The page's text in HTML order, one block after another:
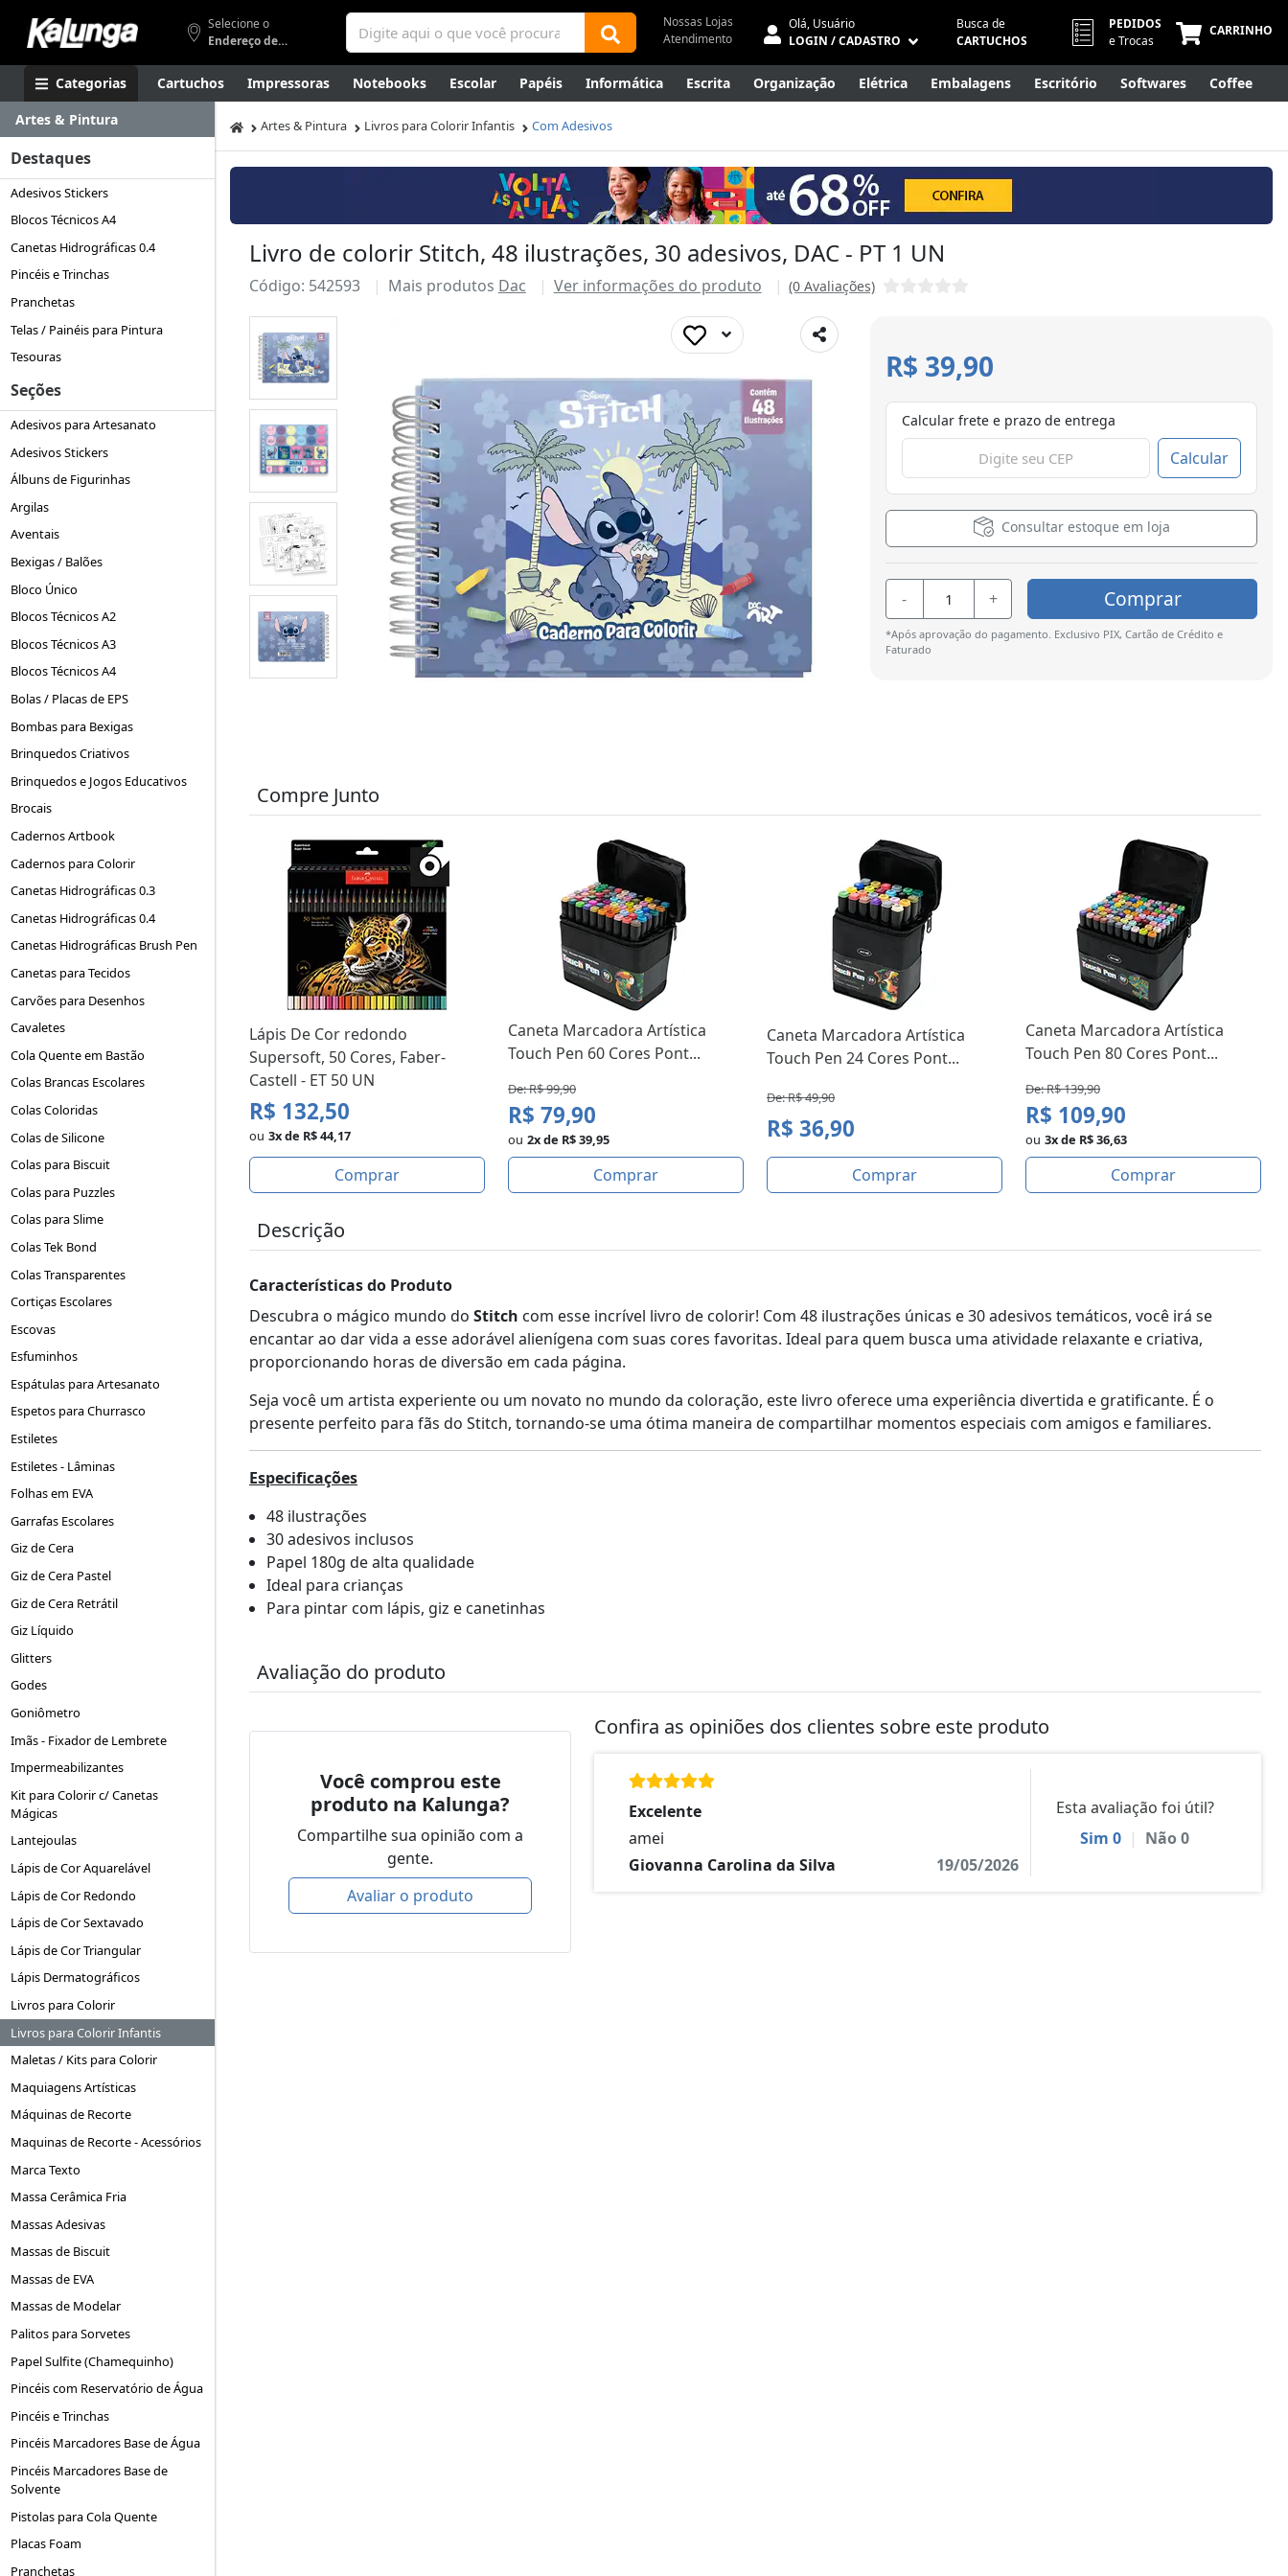
Selecione o
Endereço de entrega
Nossas Lojas
Atendimento
Olá, Usuário
LOGIN / CADASTRO
Busca de
CARTUCHOS
PEDIDOS
e Trocas
CARRINHO
Categorias Cartuchos Impressoras Notebooks Escolar Papéis Informática Escrita Organização Elétrica Embalagens Escritório Softwares Coffee
Apresentação Smartphones Artes Gamers Higiene Mídias Envelopes
Canetas Luxo
Outlet
Artes & Pintura
Destaques
Adesivos Stickers
Blocos Técnicos A4
Canetas Hidrográficas 0.4
Pincéis e Trinchas
Pranchetas
Telas / Painéis para Pintura
Tesouras
Seções
Adesivos para Artesanato
Adesivos Stickers
Álbuns de Figurinhas
Argilas
Aventais
Bexigas / Balões
Bloco Único
Blocos Técnicos A2
Blocos Técnicos A3
Blocos Técnicos A4
Bolas / Placas de EPS
Bombas para Bexigas
Brinquedos Criativos
Brinquedos e Jogos Educativos
Brocais
Cadernos Artbook
Cadernos para Colorir
Canetas Hidrográficas 0.3
Canetas Hidrográficas 0.4
Canetas Hidrográficas Brush Pen
Canetas para Tecidos
Carvões para Desenhos
Cavaletes
Cola Quente em Bastão
Colas Brancas Escolares
Colas Coloridas
Colas de Silicone
Colas para Biscuit
Colas para Puzzles
Colas para Slime
Colas Tek Bond
Colas Transparentes
Cortiças Escolares
Escovas
Esfuminhos
Espátulas para Artesanato
Espetos para Churrasco
Estiletes
Estiletes - Lâminas
Folhas em EVA
Garrafas Escolares
Giz de Cera
Giz de Cera Pastel
Giz de Cera Retrátil
Giz Líquido
Glitters
Godes
Goniômetro
Imãs - Fixador de Lembrete
Impermeabilizantes
Kit para Colorir c/ Canetas
Mágicas
Lantejoulas
Lápis de Cor Aquarelável
Lápis de Cor Redondo
Lápis de Cor Sextavado
Lápis de Cor Triangular
Lápis Dermatográficos
Livros para Colorir
Livros para Colorir Infantis
Maletas / Kits para Colorir
Maquiagens Artísticas
Máquinas de Recorte
Maquinas de Recorte - Acessórios
Marca Texto
Massa Cerâmica Fria
Massas Adesivas
Massas de Biscuit
Massas de EVA
Massas de Modelar
Palitos para Sorvetes
Papel Sulfite (Chamequinho)
Pincéis com Reservatório de Água
Pincéis e Trinchas
Pincéis Marcadores Base de Água
Pincéis Marcadores Base de
Solvente
Pistolas para Cola Quente
Placas Foam
Pranchetas
Artes & Pintura Livros para Colorir Infantis Com Adesivos
Livro de colorir Stitch, 48 ilustrações, 30 adesivos, DAC - PT 1 UN
Código: 542593 Mais produtos Dac Ver informações do produto (0 Avaliações)
R$ 39,90
Calcular frete e prazo de entrega
Calcular
Consultar estoque em loja
- + Comprar
*Após aprovação do pagamento. Exclusivo PIX, Cartão de Crédito e
Faturado
Compre Junto
Lápis De Cor redondo
Supersoft, 50 Cores, Faber-
Castell - ET 50 UN
R$ 132,50
ou 3x de R$ 44,17
Comprar
Caneta Marcadora Artística
Touch Pen 60 Cores Pont...
De: R$ 99,90
R$ 79,90
ou 2x de R$ 39,95
Comprar
Caneta Marcadora Artística
Touch Pen 24 Cores Pont...
De: R$ 49,90
R$ 36,90
Comprar
Caneta Marcadora Artística
Touch Pen 80 Cores Pont...
De: R$ 139,90
R$ 109,90
ou 3x de R$ 36,63
Comprar
Descrição
Características do Produto
Descubra o mágico mundo do Stitch com esse incrível livro de colorir! Com 48 ilustrações únicas e 30 adesivos temáticos, você irá se
encantar ao dar vida a esse adorável alienígena com suas cores favoritas. Ideal para quem busca uma atividade relaxante e criativa,
proporcionando horas de diversão em cada página.
Seja você um artista experiente ou um novato no mundo da coloração, este livro oferece uma experiência divertida e gratificante. É o
presente perfeito para fãs do Stitch, tornando-se uma ótima maneira de compartilhar momentos especiais com amigos e familiares.
Especificações
48 ilustrações
30 adesivos inclusos
Papel 180g de alta qualidade
Ideal para crianças
Para pintar com lápis, giz e canetinhas
Avaliação do produto
Você comprou este
produto na Kalunga?
Compartilhe sua opinião com a
gente.
Avaliar o produto
Confira as opiniões dos clientes sobre este produto
Excelente
amei
Giovanna Carolina da Silva
19/05/2026
Esta avaliação foi útil?
Sim 0 | Não0